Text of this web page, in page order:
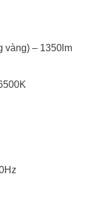
vàng) – 1350lm